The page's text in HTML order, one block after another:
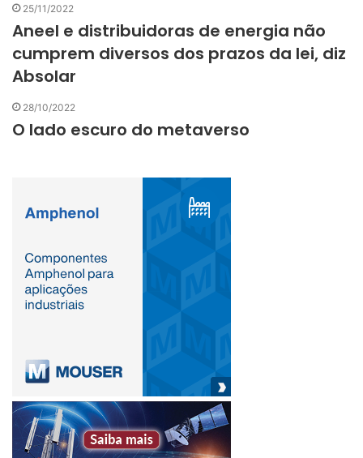
25/11/2022
Aneel e distribuidoras de energia não
cumprem diversos dos prazos da lei, diz
Absolar
28/10/2022
O lado escuro do metaverso